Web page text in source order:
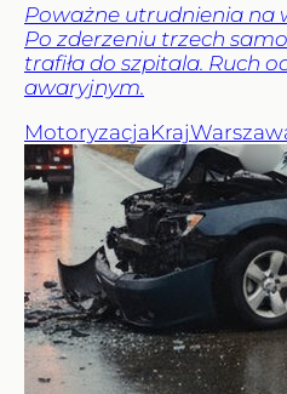
Poważne utrudnienia na
Po zderzeniu trzech
trafiła do szpitala. Ruch
awaryjnym.
MotoryzacjaKraj